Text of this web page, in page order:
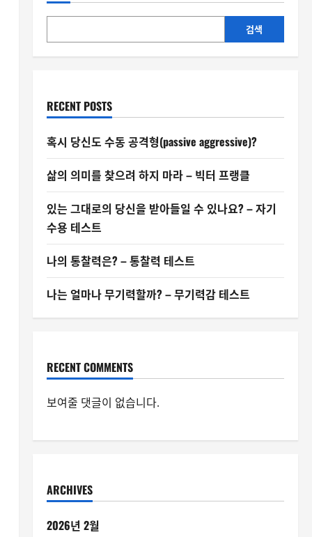
검색
RECENT POSTS
혹시 당신도 수동 공격형(passive aggressive)?
삶의 의미를 찾으려 하지 마라 – 빅터 프랭클
있는 그대로의 당신을 받아들일 수 있나요? – 자기
수용 테스트
나의 통찰력은? – 통찰력 테스트
나는 얼마나 무기력할까? – 무기력감 테스트
RECENT COMMENTS
보여줄 댓글이 없습니다.
ARCHIVES
2026년 2월